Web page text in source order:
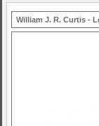
William J. R. Curtis -